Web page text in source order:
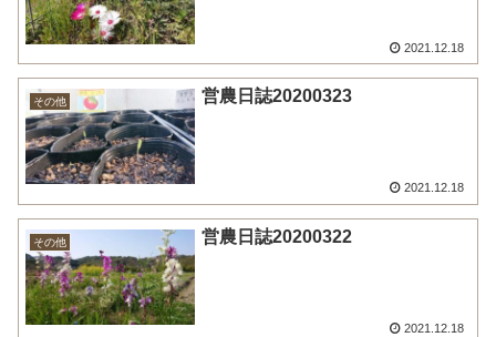
2021.12.18
その他 営農日誌20200323
2021.12.18
その他 営農日誌20200322
2021.12.18